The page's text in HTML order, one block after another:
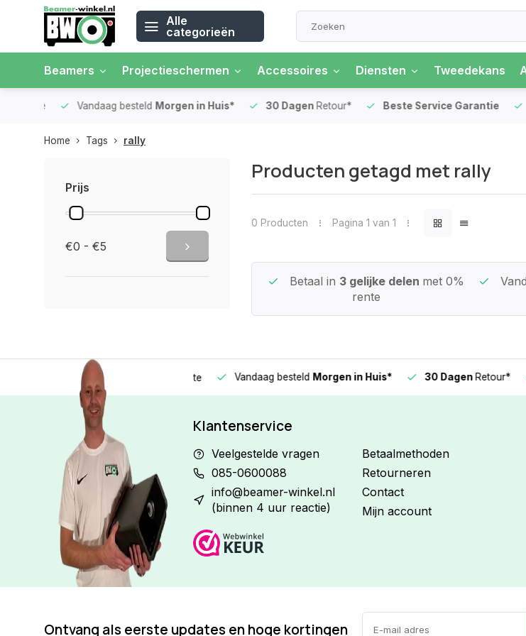
Alle
categorieën
Beamers Projectieschermen Accessoires Diensten Tweedekans
Vandaag besteldMorgen in Huis* 30 DagenRetour* Beste Service Garantie
Home Tags rally
Prijs
€0 - €5
Producten getagd met rally
0 Producten Pagina 1 van 1
Beste Service Garantie Betaal in 3 gelijke delen met 0%
rente
3 gelijke delen Vandaag besteldMorgen in Huis* 30 DagenRetour*
Klantenservice
Veelgestelde vragen
085-0600088
info@beamer-winkel.nl
(binnen 4 uur reactie)
Betaalmethoden
Retourneren
Contact
Mijn account
Ontvang als eerste updates en hoge kortingen